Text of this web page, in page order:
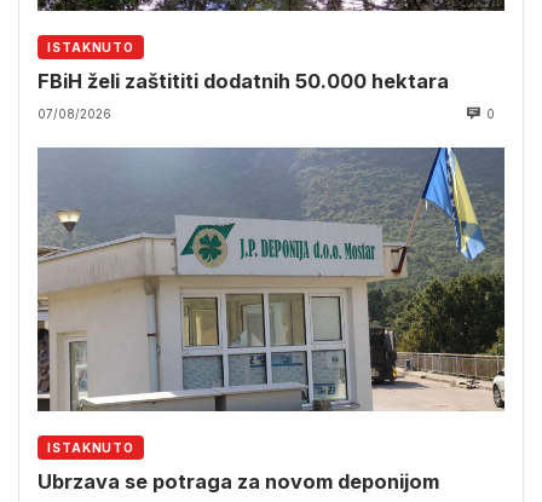
ISTAKNUTO
FBiH želi zaštititi dodatnih 50.000 hektara
07/08/2026 0
ISTAKNUTO
Ubrzava se potraga za novom deponijom